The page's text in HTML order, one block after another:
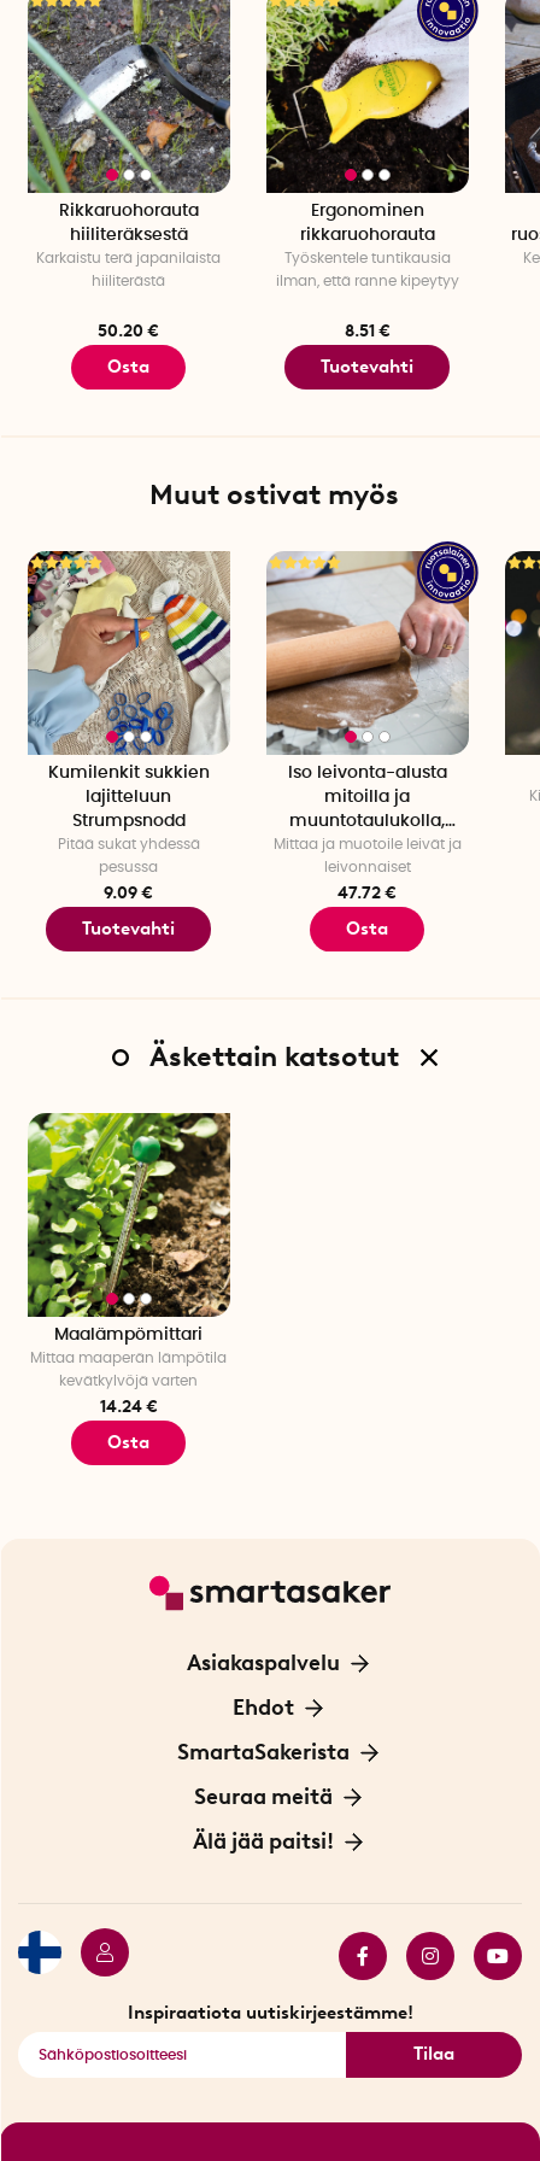
Rikkaruohorauta
hiiliteräksestä
Karkaistu terä japanilaista
hiiliterästä
50.20 €
Osta
Ergonominen
rikkaruohorauta
Työskentele tuntikausia
ilman, että ranne kipeytyy
8.51 €
Tuotevahti
Muut ostivat myös
Kumilenkit sukkien
lajitteluun
Strumpsnodd
Pitää sukat yhdessä
pesussa
9.09 €
Tuotevahti
Iso leivonta-alusta
mitoilla ja
muuntotaulukolla,
90x55 cm
Mittaa ja muotoile leivät ja
leivonnaiset
47.72 €
Osta
Äskettain katsotut
Maalämpömittari
Mittaa maaperän lämpötila
kevätkylvöjä varten
14.24 €
Osta
Asiakaspalvelu
Ota yhteyttä
Ehdot
Tietoa evästeistä
Yksityisyydensuoja
Sopimusehdot
SmartaSakerista
Meistä
Myymälä Tukholmassa
Seuraa meitä
Innovaattoriblogi
Älä jää paitsi!
Inspiraatiota uutiskirjeestämme!
Tilaa